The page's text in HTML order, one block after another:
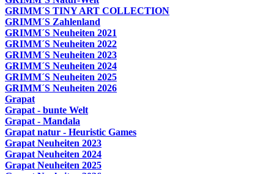
GRIMM´S TINY ART COLLECTION
GRIMM´S Zahlenland
GRIMM´S Neuheiten 2021
GRIMM´S Neuheiten 2022
GRIMM´S Neuheiten 2023
GRIMM´S Neuheiten 2024
GRIMM´S Neuheiten 2025
GRIMM´S Neuheiten 2026
Grapat
Grapat - bunte Welt
Grapat - Mandala
Grapat natur - Heuristic Games
Grapat Neuheiten 2023
Grapat Neuheiten 2024
Grapat Neuheiten 2025